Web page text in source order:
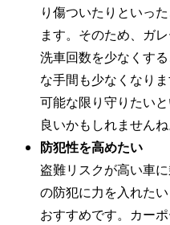
り傷ついたりといっ
ます。そのため、ガ
洗車回数を少なくす
な手間も少なくなり
可能な限り守りたい
良いかもしれませんね
防犯性を高めたい
盗難リスクが高い車
の防犯に力を入れた
おすすめです。カー